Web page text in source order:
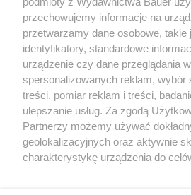
Ford
przechowujemy informacje na
przetwarzamy dane osobowe, takie
identyfikatory, standardowe
urządzenie czy dane przeglądania
spersonalizowanych reklam, wybór
treści, pomiar reklam i treści,
ulepszanie usług. Za zgodą
Partnerzy możemy używać
geolokalizacyjnych oraz aktywnie
charakterystykę urządzenia do